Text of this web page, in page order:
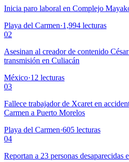
Inicia paro laboral en Complejo
Playa del Carmen·1,994 lecturas
02
Asesinan al creador de contenido
transmisión en Culiacán
México·12 lecturas
03
Fallece trabajador de Xcaret en
Carmen a Puerto Morelos
Playa del Carmen·605 lecturas
04
Reportan a 23 personas desaparecidas